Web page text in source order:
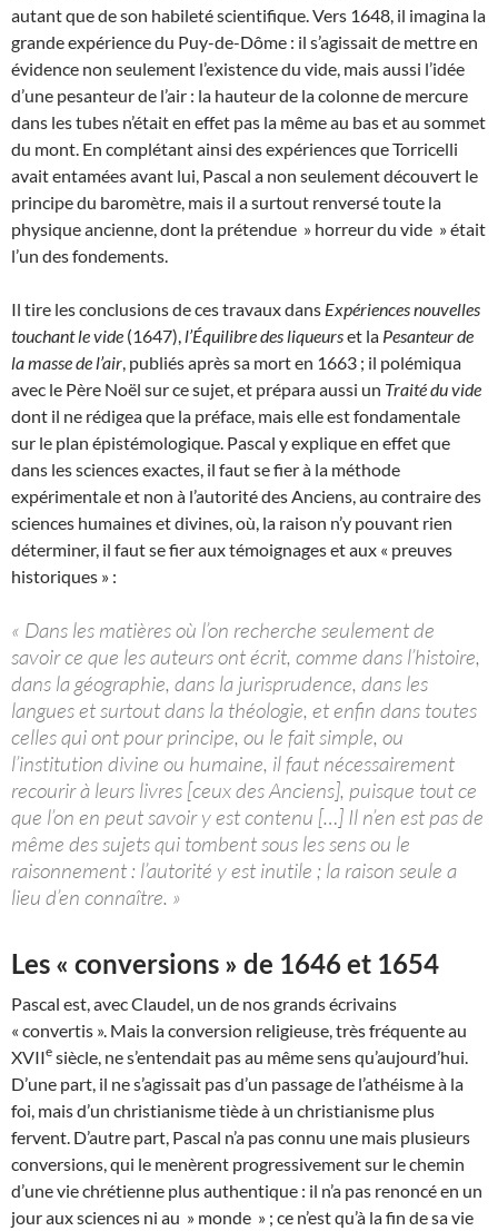
autant que de son habileté scientifique. Vers 1648, il imagina la
grande expérience du Puy-de-Dôme : il s’agissait de mettre en
évidence non seulement l’existence du vide, mais aussi l’idée
d’une pesanteur de l’air : la hauteur de la colonne de mercure
dans les tubes n’était en effet pas la même au bas et au sommet
du mont. En complétant ainsi des expériences que Torricelli
avait entamées avant lui, Pascal a non seulement découvert le
principe du baromètre, mais il a surtout renversé toute la
physique ancienne, dont la prétendue » horreur du vide » était
l’un des fondements.
Il tire les conclusions de ces travaux dans Expériences nouvelles
touchant le vide (1647), l’Équilibre des liqueurset la Pesanteur de
la masse de l’air , publiés après sa mort en 1663 ; il polémiqua
avec le Père Noël sur ce sujet, et prépara aussi un Traité du vide
dont il ne rédigea que la préface, mais elle est fondamentale
sur le plan épistémologique. Pascal y explique en effet que
dans les sciences exactes, il faut se fier à la méthode
expérimentale et non à l’autorité des Anciens, au contraire des
sciences humaines et divines, où, la raison n’y pouvant rien
déterminer, il faut se fier aux témoignages et aux « preuves
historiques » :
« Dans les matières où l’on recherche seulement de
savoir ce que les auteurs ont écrit, comme dans l’histoire,
dans la géographie, dans la jurisprudence, dans les
langues et surtout dans la théologie, et enfin dans toutes
celles qui ont pour principe, ou le fait simple, ou
l’institution divine ou humaine, il faut nécessairement
recourir à leurs livres [ceux des Anciens], puisque tout ce
que l’on en peut savoir y est contenu […] Il n’en est pas de
même des sujets qui tombent sous les sens ou le
raisonnement : l’autorité y est inutile ; la raison seule a
lieu d’en connaître. »
Les « conversions » de 1646 et 1654
Pascal est, avec Claudel, un de nos grands écrivains
« convertis ». Mais la conversion religieuse, très fréquente au
XVIIe siècle, ne s’entendait pas au même sens qu’aujourd’hui.
D’une part, il ne s’agissait pas d’un passage de l’athéisme à la
foi, mais d’un christianisme tiède à un christianisme plus
fervent. D’autre part, Pascal n’a pas connu une mais plusieurs
conversions, qui le menèrent progressivement sur le chemin
d’une vie chrétienne plus authentique : il n’a pas renoncé en un
jour aux sciences ni au » monde » ; ce n’est qu’à la fin de sa vie